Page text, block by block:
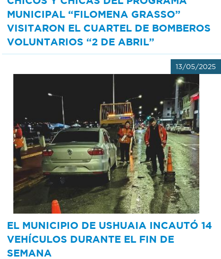
MUNICIPAL “FILOMENA GRASSO”
VISITARON EL CUARTEL DE BOMBEROS
VOLUNTARIOS “2 DE ABRIL”
13/05/2025
EL MUNICIPIO DE USHUAIA INCAUTÓ 14
VEHÍCULOS DURANTE EL FIN DE
SEMANA